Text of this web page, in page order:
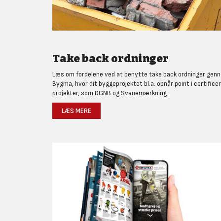
Take back ordninger
Læs om fordelene ved at benytte take back ordninger
Bygma, hvor dit byggeprojektet bl.a. opnår point i
projekter, som DGNB og Svanemærkning.
LÆS MERE